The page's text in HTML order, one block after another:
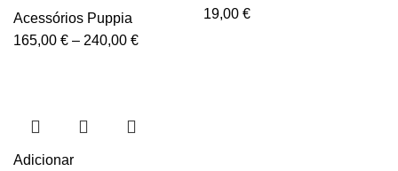
Acessórios Puppia
165,00 € – 240,00 €
19,00 €
Adicionar